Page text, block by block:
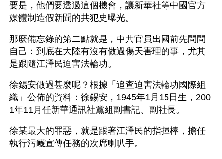
要是，他們要透過這個機會，讓新華社等中國官方
媒體制造假新聞的共犯史曝光。
那麼備忘錄的第二點就是，中共官員出國前先問問
自己：到底在大陸有沒有做過傷天害理的事，尤其
是跟隨江澤民迫害法輪功。
徐錫安做過甚麼呢？根據「追查迫害法輪功國際組
織」公佈的資料：徐錫安，1945年1月15日生，200
1年11月任新華通訊社黨組副書記、副社長。
徐某最大的罪惡，就是跟著江澤民的指揮棒，擔任
執行污衊宣傳任務的次席喇叭手。